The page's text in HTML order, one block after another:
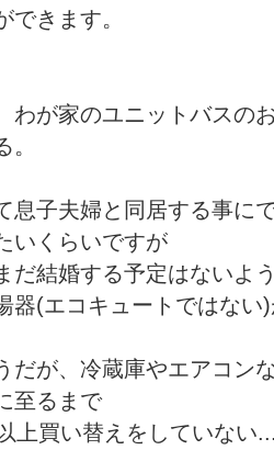
できます。
わが家のユニットバスの
。
息子夫婦と同居する事に
いくらいですが
だ結婚する予定はない
器(エコキュートではない
だが、冷蔵庫やエアコン
至るまで
上買い替えをしていな